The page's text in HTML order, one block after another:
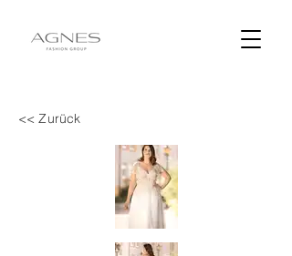
<< Zurück